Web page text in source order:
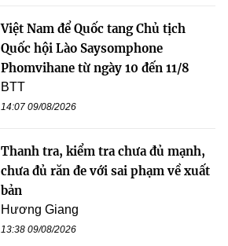
Việt Nam để Quốc tang Chủ tịch
Quốc hội Lào Saysomphone
Phomvihane từ ngày 10 đến 11/8
BTT
14:07 09/08/2026
Thanh tra, kiểm tra chưa đủ mạnh,
chưa đủ răn đe với sai phạm về xuất
bản
Hương Giang
13:38 09/08/2026